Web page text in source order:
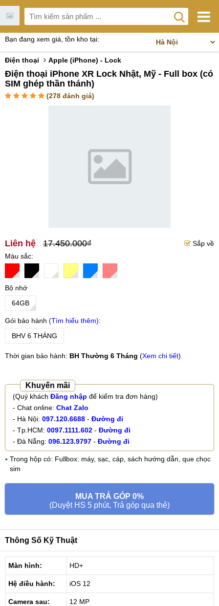
Bạn đang xem giá, tồn kho tại:
Điện thoại Apple (iPhone) - Lock
Điện thoại iPhone XR Lock Nhật, Mỹ - Full box (có
SIM ghép thần thánh)
(278 đánh giá)
Liên hệ 17.450.000₫
Sắp về
Màu sắc
Bộ nhớ
64GB
Gói bảo hành
Tìm hiểu thêm
BHV 6 THÁNG
Thời gian bảo hành: BH Thường 6 Tháng (Xem chi tiết)
Khuyến mãi
(Quý khách Đăng nhập để kiểm tra đơn hàng)
- Chat online: Chat Zalo
- Hà Nội: 097.120.6688 - Đường đi
- Tp.HCM: 0097.1111.602 - Đường đi
- Đà Nẵng: 096.123.9797 - Đường đi
Trong hộp có: Fullbox: máy, sạc, cáp, sách hướng dẫn, que chọc
sim
MUA TRẢ GÓP 0%
(Duyệt HS 5 phút, Trả góp qua thẻ)
Thông Số Kỹ Thuật
Màn hình: HD+
Hệ điều hành: iOS 12
Camera sau: 12 MP